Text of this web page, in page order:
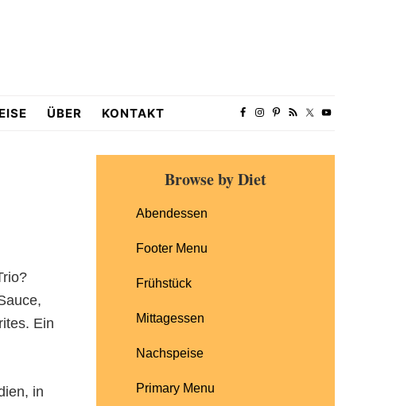
ÜBER KONTAKT
Ein
in
Primary
SidebarBrowse by Diet
Abendessen
Footer Menu
Frühstück
Mittagessen
Nachspeise
Primary Menu